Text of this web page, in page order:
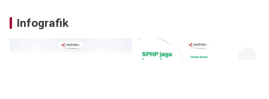
Infografik